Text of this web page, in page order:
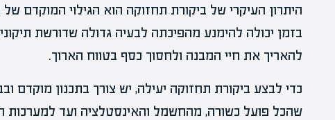
היתרון העיקרי של ביקורת תחזוקה הוא הגילוי המוקדם
בזמן יכולה להימנע מהפיכתה לבעיה גדולה שדורשת
להאריך את חיי המבנה ולחסוך כסף בטווח הארוך.
כדי לבצע ביקורת תחזוקה יעילה, יש צורך בתכנון מוקדם
שהכל פועל כשורה, מהחשמל והאינסטלציה ועד למערכות